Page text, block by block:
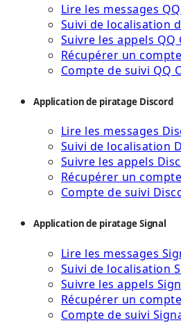
Lire les messages
Suivi de localisation
Suivre les appels QQ
Récupérer un
Compte de suivi QQ
Application de piratage Discord
Lire les messages
Suivi de localisation
Suivre les appels
Récupérer un
Compte de suivi
Application de piratage Signal
Lire les messages
Suivi de localisation
Suivre les appels
Récupérer un
Compte de suivi